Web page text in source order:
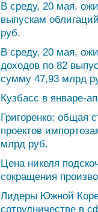
В среду, 20 мая,
выпускам
руб.
В среду, 20 мая,
доходов по 82
сумму 47,93 млрд
Кузбасс в январе-
Григоренко: общая
проектов
млрд руб.
Цена никеля
сокращения
Лидеры Южной
сотрудничестве в